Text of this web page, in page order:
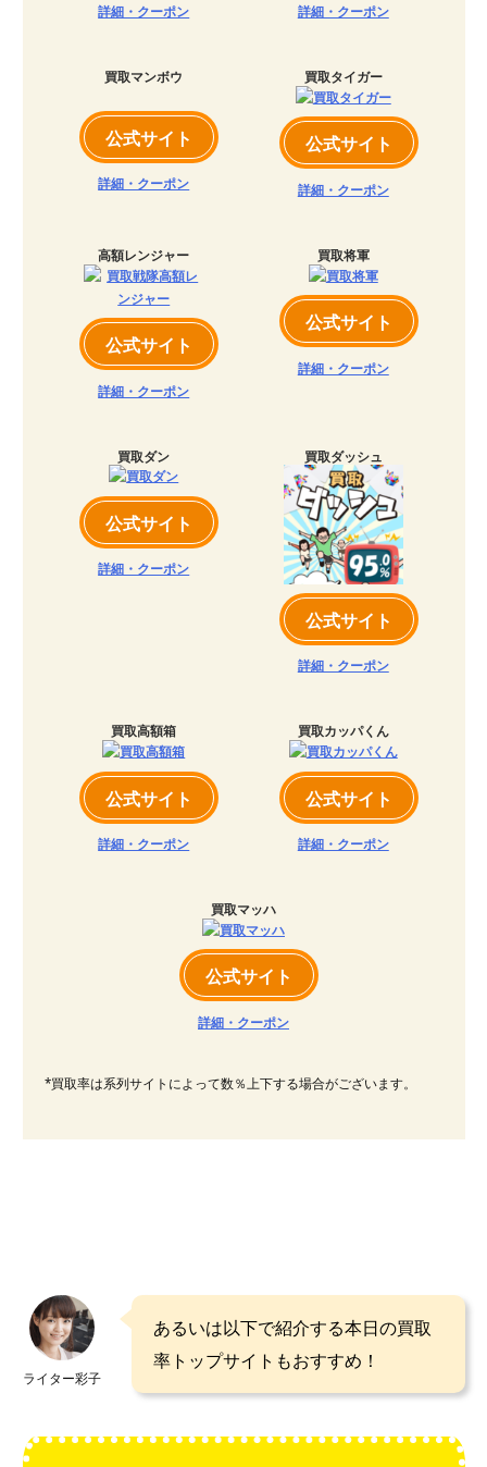
詳細・クーポン 詳細・クーポン
買取マンボウ
公式サイト
詳細・クーポン
買取タイガー
公式サイト
詳細・クーポン
高額レンジャー
公式サイト
詳細・クーポン
買取将軍
公式サイト
詳細・クーポン
買取ダン
公式サイト
詳細・クーポン
買取ダッシュ
公式サイト
詳細・クーポン
買取高額箱
公式サイト
詳細・クーポン
買取カッパくん
公式サイト
詳細・クーポン
買取マッハ
公式サイト
詳細・クーポン
*買取率は系列サイトによって数％上下する場合がございます。
ライター彩子
あるいは以下で紹介する本日の買取
率トップサイトもおすすめ！